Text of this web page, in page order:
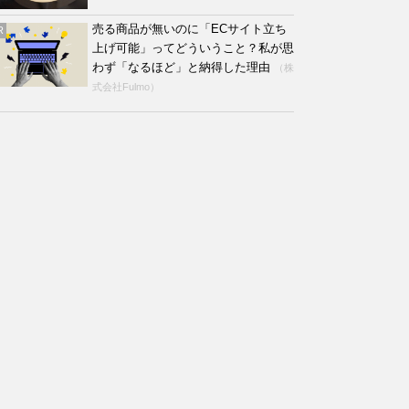
売る商品が無いのに「ECサイト立ち
上げ可能」ってどういうこと？私が思
わず「なるほど」と納得した理由
（株
式会社Fulmo）